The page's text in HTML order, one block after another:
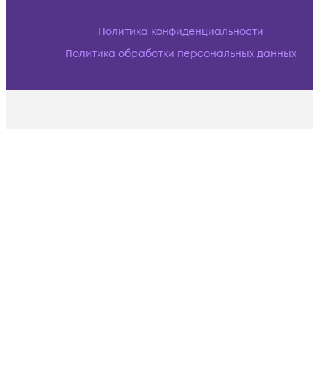
Политика конфиденциальности
Политика обработки персональных данных